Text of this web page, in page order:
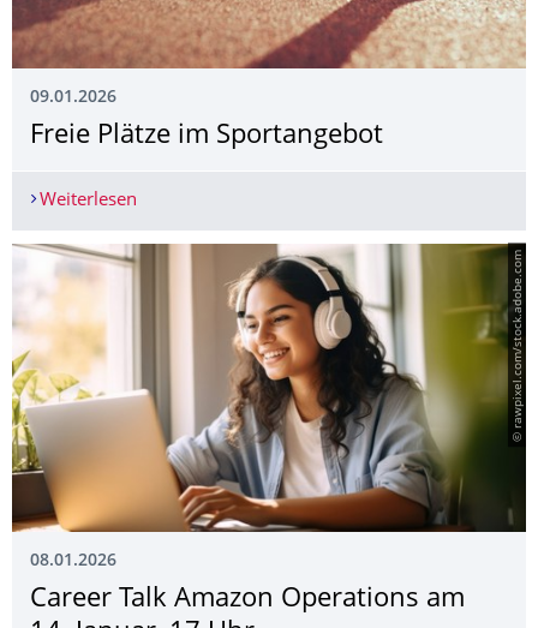
09.01.2026
Freie Plätze im Sportangebot
Weiterlesen
© rawpixel.com/stock.adobe.com
08.01.2026
Career Talk Amazon Operations am